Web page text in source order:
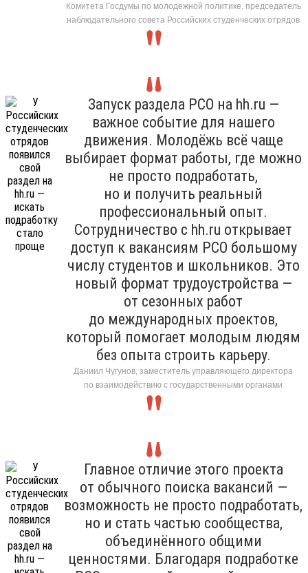
Комитета Госдумы по молодёжной политике, председатель
наблюдательного совета Российских студенческих отрядов
Запуск раздела РСО на hh.ru —
важное событие для нашего
движения. Молодёжь всё чаще
выбирает формат работы, где можно
не просто подработать,
но и получить реальный
профессиональный опыт.
Сотрудничество с hh.ru открывает
доступ к вакансиям РСО большому
числу студентов и школьников. Это
новый формат трудоустройства —
от сезонных работ
до международных проектов,
который помогает молодым людям
без опыта строить карьеру.
Даниил Чугунов, заместитель управляющего директора
по взаимодействию с государственными органами
Главное отличие этого проекта
от обычного поиска вакансий —
возможность не просто подработать,
но и стать частью сообщества,
объединённого общими
ценностями. Благодаря подработке